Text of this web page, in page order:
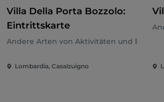
Villa Della Porta Bozzolo:
Eintrittskarte
Andere Arten von Aktivitäten und
Lombardia, Casalzuigno